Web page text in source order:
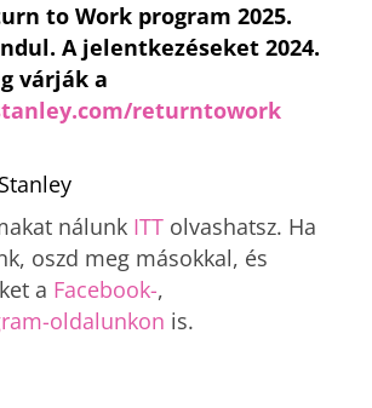
to Work program 2025.
A jelentkezéseket 2024.
várják a
returntowork
nálunk ITT olvashatsz. Ha
oszd meg másokkal, és
a Facebook-,
oldalunkon is.